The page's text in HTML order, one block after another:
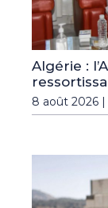
Algérie :
8 août 2026 |